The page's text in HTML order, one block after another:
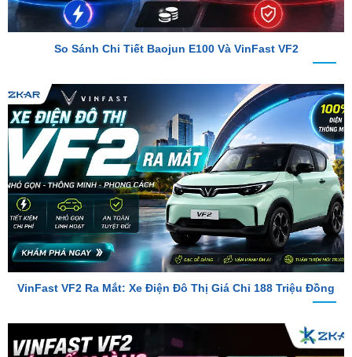
So Sánh Chi Tiết Baojun E100 Và VinFast VF2
VinFast VF2 Ra Mắt: Xe Điện Đô Thị Giá Chỉ 188 Triệu Đồng